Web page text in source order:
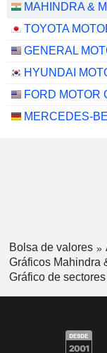
FORD MOTOR
Bolsa de valores
Gráficos Mahindra
Gráfico de sectores